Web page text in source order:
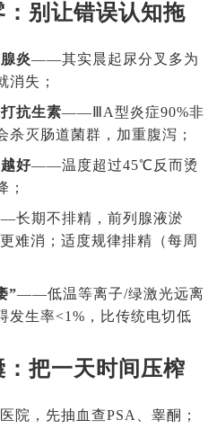
别让错误认知拖
炎——其实晨起尿分叉多为
消失；
抗生素——ⅢA型炎症90%非
灭肠道菌群，加重腹泻；
好——温度超过45℃反而烫
；
长期不排精，前列腺液淤
难消；适度规律排精（每周
”——低温等离子/绿激光远离
发生率<1%，比传统电切低
把一天时间压榨
，先抽血查PSA、睾酮；